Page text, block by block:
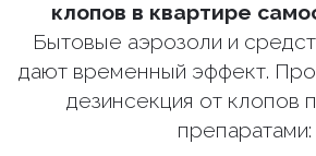
клопов в квартире
Бытовые аэрозоли и
дают временный эффект.
дезинсекция от клопов
препаратами: